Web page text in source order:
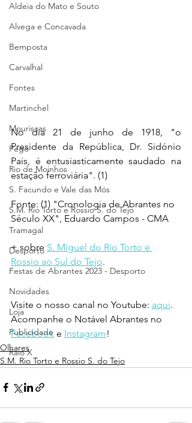
Aldeia do Mato e Souto
Alvega e Concavada
Bemposta
Carvalhal
Fontes
Martinchel
Mouriscas
Pego
Rio de Moinhos
S. Facundo e Vale das Mós
S.M. Rio Torto e Rossio S. do Tejo
Tramagal
Desporto
Festas de Abrantes 2023 - Desporto
Novidades
Loja
Publicidade
Raio X
No dia 21 de junho de 1918, "o
Presidente da República, Dr. Sidónio
Pais, é entusiasticamente saudado na
estação ferroviária". (1)
Fonte: (1) "Cronologia de Abrantes no
Século XX", Eduardo Campos - CMA
+ sobre S. Miguel do Rio Torto e
Rossio ao Sul do Tejo.
Visite o nosso canal no Youtube: aqui.
Acompanhe o Notável Abrantes no
Facebook e Instagram!
Olhares
S.M. Rio Torto e Rossio S. do Tejo